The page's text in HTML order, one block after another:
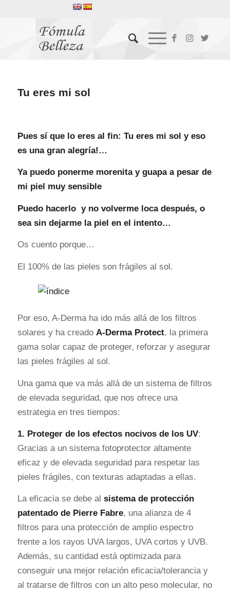
Tu eres mi sol
Pues sí que lo eres al fin: Tu eres mi sol y eso
es una gran alegría!…
Ya puedo ponerme morenita y guapa a pesar de
mi piel muy sensible
Puedo hacerlo y no volverme loca después, o
sea sin dejarme la piel en el intento…
Os cuento porque…
El 100% de las pieles son frágiles al sol.
Por eso, A-Derma ha ido más allá de los filtros
solares y ha creado A-Derma Protect, la primera
gama solar capaz de proteger, reforzar y asegurar
las pieles frágiles al sol.
Una gama que va más allá de un sistema de filtros
de elevada seguridad, que nos ofrece una
estrategia en tres tiempos:
1. Proteger de los efectos nocivos de los UV:
Gracias a un sistema fotoprotector altamente
eficaz y de elevada seguridad para respetar las
pieles frágiles, con texturas adaptadas a ellas.
La eficacia se debe al sistema de protección
patentado de Pierre Fabre, una alianza de 4
filtros para una protección de amplio espectro
frente a los rayos UVA largos, UVA cortos y UVB.
Además, su cantidad está optimizada para
conseguir una mejor relación eficacia/tolerancia y
al tratarse de filtros con un alto peso molecular, no